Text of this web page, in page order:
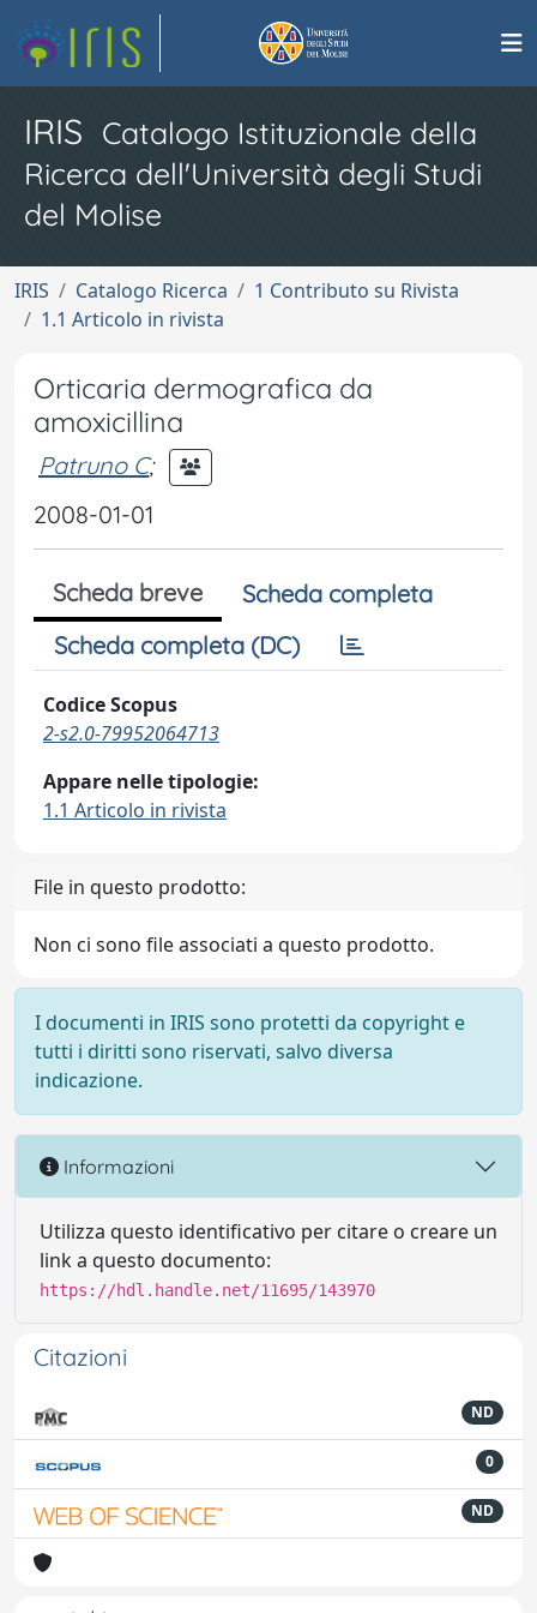
IRIS Catalogo Istituzionale della
Ricerca dell'Università degli Studi
del Molise
IRIS Catalogo Ricerca
1 Contributo su Rivista
1.1 Articolo in rivista
Orticaria dermografica da
amoxicillina
Patruno C;
2008-01-01
Scheda breve
Scheda completa
Scheda completa (DC)
Codice Scopus
2-s2.0-79952064713
Appare nelle tipologie:
1.1 Articolo in rivista
File in questo prodotto:
Non ci sono file associati a questo prodotto.
I documenti in IRIS sono protetti da copyright e
tutti i diritti sono riservati, salvo diversa
indicazione.
Informazioni
Utilizza questo identificativo per citare o creare un
link a questo documento:
https://hdl.handle.net/11695/143970
Citazioni
ND
0
ND